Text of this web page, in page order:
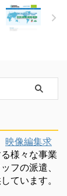
映像編集求
様々な事業
フの派遣、
ています。